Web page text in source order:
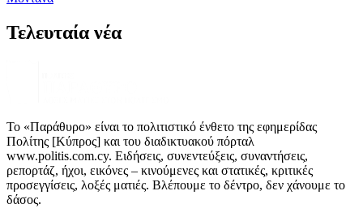
Τελευταία νέα
Το «Παράθυρο» είναι το πολιτιστικό ένθετο της εφημερίδας
Πολίτης [Κύπρος] και του διαδικτυακού πόρταλ
www.politis.com.cy. Ειδήσεις, συνεντεύξεις, συναντήσεις,
ρεπορτάζ, ήχοι, εικόνες – κινούμενες και στατικές, κριτικές
προσεγγίσεις, λοξές ματιές. Βλέπουμε το δέντρο, δεν χάνουμε το
δάσος.